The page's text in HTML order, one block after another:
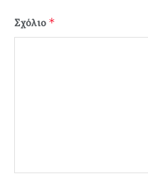
Σχόλιο *